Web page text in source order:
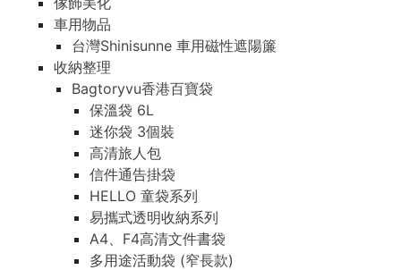
車用物品
台灣Shinisunne 車用磁性遮陽簾
收納整理
Bagtoryvu香港百寶袋
保溫袋 6L
迷你袋 3個裝
高清旅人包
信件通告掛袋
HELLO 童袋系列
易攜式透明收納系列
A4、F4高清文件書袋
多用途活動袋 (窄長款)